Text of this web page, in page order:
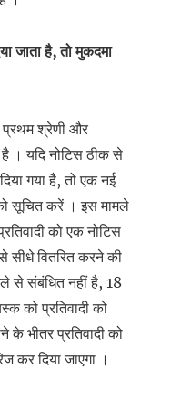
जाता है, तो मुकदमा
प्रथम श्रेणी और
। यदि नोटिस ठीक से
गया है, तो एक नई
को सूचित करें । इस मामले
को एक नोटिस
सीधे वितरित करने की
से संबंधित नहीं है, 18
को प्रतिवादी को
के भीतर प्रतिवादी को
कर दिया जाएगा ।